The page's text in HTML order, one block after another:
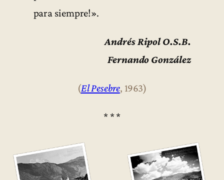
para siempre!».
Andrés Ripol O.S.B.
Fernando González
(El Pesebre, 1963)
* * *